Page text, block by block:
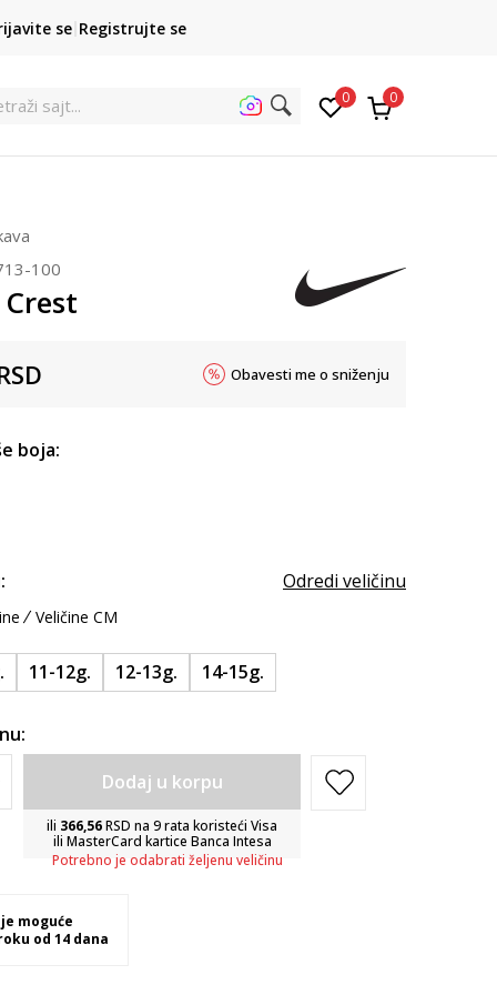
POZOVITE NAS
011 422 1422
se Registrujte se
0 0
100
Obavesti me o sniženju
boja:
Odredi veličinu
Veličine CM
11-12g. 12-13g. 14-15g.
Dodaj u korpu
ili 366,56RSD na 9 rata koristeći Visa
ili MasterCard kartice Banca Intesa
Potrebno je odabrati željenu veličinu
moguće
od 14 dana